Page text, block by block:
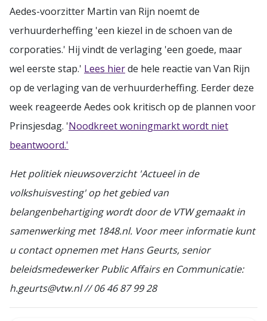
Aedes-voorzitter Martin van Rijn noemt de
verhuurderheffing 'een kiezel in de schoen van de
corporaties.' Hij vindt de verlaging 'een goede, maar
wel eerste stap.' Lees hierde hele reactie van Van Rijn
op de verlaging van de verhuurderheffing. Eerder deze
week reageerde Aedes ook kritisch op de plannen voor
Prinsjesdag. 'Noodkreet woningmarkt wordt niet
beantwoord.'
Het politiek nieuwsoverzicht 'Actueel in de
volkshuisvesting' op het gebied van
belangenbehartiging wordt door de VTW gemaakt in
samenwerking met 1848.nl. Voor meer informatie kunt
u contact opnemen met Hans Geurts, senior
beleidsmedewerker Public Affairs en Communicatie:
h.geurts@vtw.nl // 06 46 87 99 28